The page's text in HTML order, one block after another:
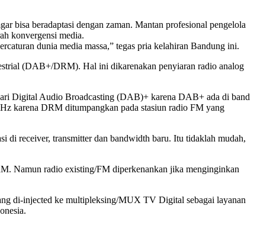
bisa beradaptasi dengan zaman. Mantan profesional pengelola
konvergensi media.
dunia media massa,” tegas pria kelahiran Bandung ini.
(DAB+/DRM). Hal ini dikarenakan penyiaran radio analog
Digital Audio Broadcasting (DAB)+ karena DAB+ ada di band
karena DRM ditumpangkan pada stasiun radio FM yang
di receiver, transmitter dan bandwidth baru. Itu tidaklah mudah,
Namun radio existing/FM diperkenankan jika menginginkan
di-injected ke multipleksing/MUX TV Digital sebagai layanan